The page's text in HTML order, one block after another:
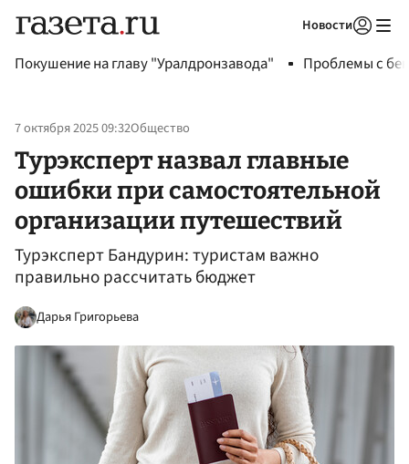
Новости
Покушение на главу "Уралдронзавода" Проблемы с
7 октября 2025 09:32Общество
Турэксперт назвал главные
ошибки при самостоятельной
организации путешествий
Турэксперт Бандурин: туристам важно
правильно рассчитать бюджет
Дарья Григорьева